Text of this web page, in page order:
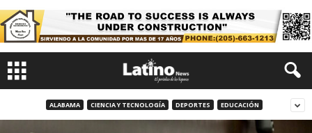
ALABAMA CIENCIA Y TECNOLOGÍA DEPORTES EDUCACIÓN